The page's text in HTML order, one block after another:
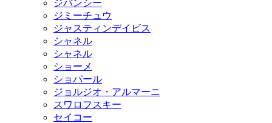
ジバンシー
ジミーチュウ
ジャスティンデイビス
シャネル
シャネル
ショーメ
ショパール
ジョルジオ・アルマーニ
スワロフスキー
セイコー